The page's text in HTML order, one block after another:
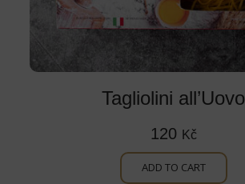
Tagliolini all’Uovo
120 Kč
ADD TO CART